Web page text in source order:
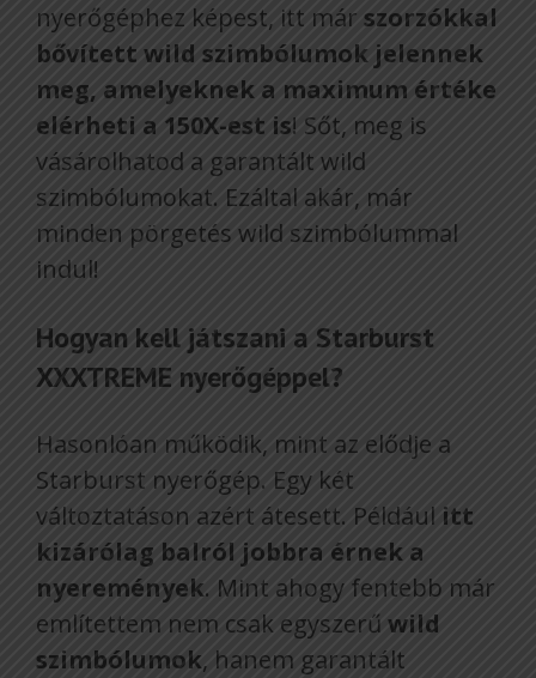
nyerőgéphez képest, itt már szorzókkal
bővített wild szimbólumok jelennek
meg, amelyeknek a maximum értéke
elérheti a 150X-est is! Sőt, meg is
vásárolhatod a garantált wild
szimbólumokat. Ezáltal akár, már
minden pörgetés wild szimbólummal
indul!
Hogyan kell játszani a Starburst
XXXTREME nyerőgéppel?
Hasonlóan működik, mint az elődje a
Starburst nyerőgép. Egy két
változtatáson azért átesett. Például itt
kizárólag balról jobbra érnek a
nyeremények. Mint ahogy fentebb már
említettem nem csak egyszerű wild
szimbólumok, hanem garantált